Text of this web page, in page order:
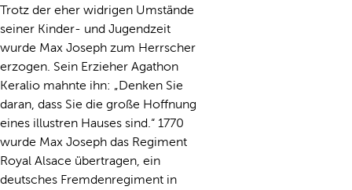
Trotz der eher widrigen Umstände
seiner Kinder- und Jugendzeit
wurde Max Joseph zum Herrscher
erzogen. Sein Erzieher Agathon
Keralio mahnte ihn: „Denken Sie
daran, dass Sie die große Hoffnung
eines illustren Hauses sind.“ 1770
wurde Max Joseph das Regiment
Royal Alsace übertragen, ein
deutsches Fremdenregiment in